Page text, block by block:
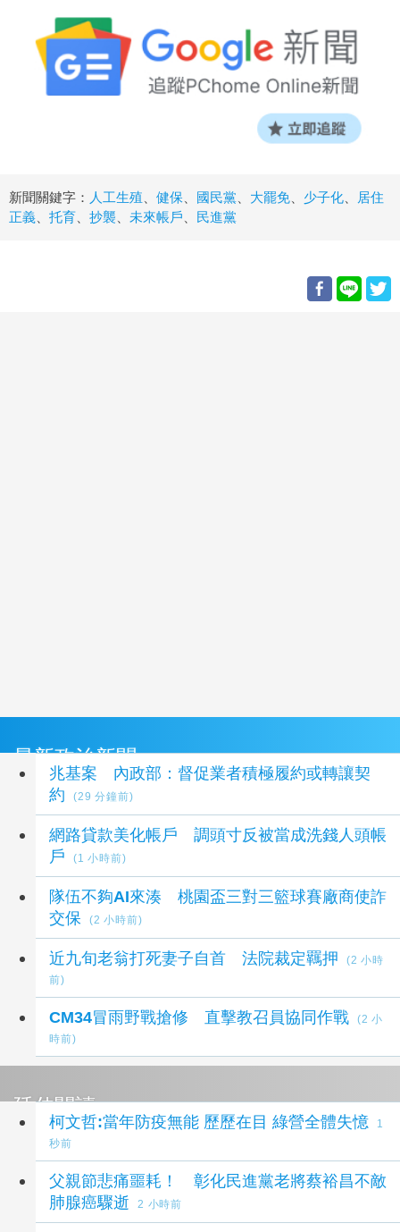
新聞關鍵字： 人工生殖 健保 國民黨 大罷免 少子化
居住
正義
托育 抄襲 未來帳戶 民進黨
最新政治新聞
兆基案 內政部：督促業者積極履約或轉讓契
約
(29 分鐘前)
網路貸款美化帳戶 調頭寸反被當成洗錢人頭帳
戶
(1 小時前)
隊伍不夠AI來湊 桃園盃三對三籃球賽廠商使詐
交保
(2 小時前)
近九旬老翁打死妻子自首 法院裁定羈押
(2 小時
前)
CM34冒雨野戰搶修 直擊教召員協同作戰
(2 小
時前)
延伸閱讀
柯文哲:當年防疫無能 歷歷在目 綠營全體失憶
1
秒前
父親節悲痛噩耗！ 彰化民進黨老將蔡裕昌不敵
肺腺癌驟逝
2 小時前